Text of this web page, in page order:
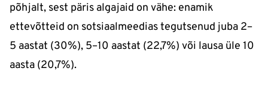
põhjalt, sest päris algajaid on vähe: enamik
ettevõtteid on sotsiaalmeedias tegutsenud juba 2–
5 aastat (30%), 5–10 aastat (22,7%) või lausa üle 10
aasta (20,7%).